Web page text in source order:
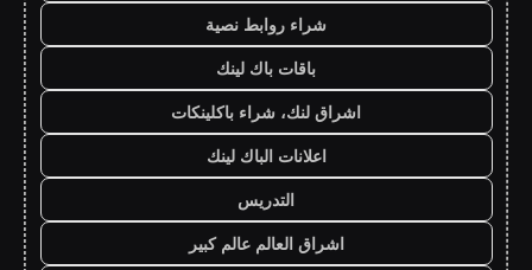
شراء روابط نصية
باقات باك لينك
اشراق لنك، شراء باكلينكات
اعلانات الباك لينك
التدريس
اشراق العالم عالم كبير